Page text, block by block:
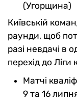
(Угорщина)
Київській
раунди, щоб
разі невдачі в
перехід до
Матчі
9 та 16